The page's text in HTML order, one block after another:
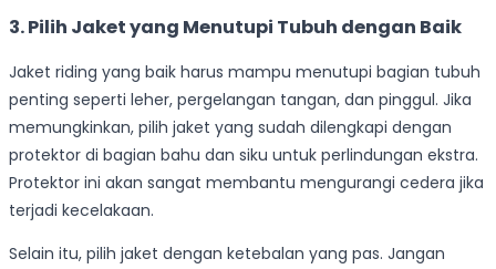
3. Pilih Jaket yang Menutupi Tubuh dengan Baik
Jaket riding yang baik harus mampu menutupi bagian tubuh
penting seperti leher, pergelangan tangan, dan pinggul. Jika
memungkinkan, pilih jaket yang sudah dilengkapi dengan
protektor di bagian bahu dan siku untuk perlindungan ekstra.
Protektor ini akan sangat membantu mengurangi cedera jika
terjadi kecelakaan.
Selain itu, pilih jaket dengan ketebalan yang pas. Jangan